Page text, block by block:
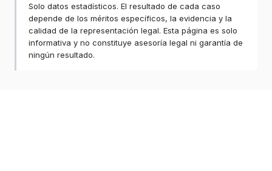
Solo datos estadísticos. El resultado de cada caso
depende de los méritos específicos, la evidencia y la
calidad de la representación legal. Esta página es solo
informativa y no constituye asesoría legal ni garantía de
ningún resultado.